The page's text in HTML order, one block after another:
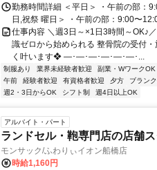
勤務時間詳細 ＜平日＞ ・午前の部：
日,祝祭 曜日＞ ・午前の部：9:00〜
仕事内容 ＼週3日～×1日3時間～OK♪
識ゼロから始められる 整骨院の受付
く叶います❖ ―･―･―･―･―･―･...
制服あり 業界未経験者歓迎 副業・WワークOK
午前
経験者歓迎 有資格者歓迎 夕方 ブラン
週2・3日からOK
シフト制 週4日以上OK
アルバイト・パート
ランドセル・鞄専門店の店舗
モンサック/ふわりぃイオン船橋店
時給1,160円